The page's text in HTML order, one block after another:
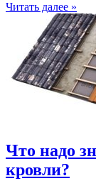
Читать далее »
Что надо
кровли?